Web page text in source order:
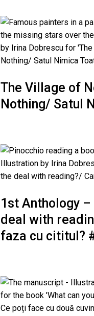
The Village of
Nothing/ Satul
1st Anthology –
deal with
faza cu cititul?